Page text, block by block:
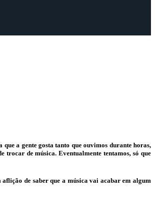
que a gente gosta tanto que ouvimos durante horas,
trocar de música. Eventualmente tentamos, só que
de saber que a música vai acabar em algum